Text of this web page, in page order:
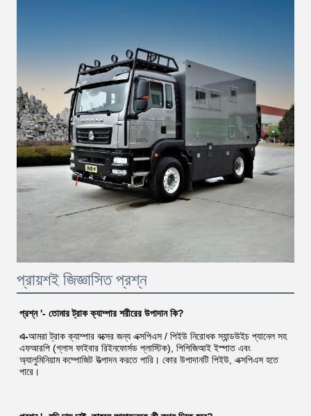
প্রায়শই জিজ্ঞাসিত প্রশ্ন
প্রশ্ন '- তোমার ট্রাক ক্যাম্পার শরীরের উপাদান কি?
এ-আমরা ট্রাক ক্যাম্পার বক্সের জন্য এক্সপিএস / পিইউ নিরোধক স্যান্ডউইচ প্যানেল সহ
এফআরপি (গ্লাস ফাইবার রিইনফোর্সড প্লাস্টিক), পিপিজিআই ইস্পাত এবং
অ্যালুমিনিয়াম কম্পোজিট উত্পাদন করতে পারি। কোর উপাদানটি পিইউ, এক্সপিএস হতে
পারে।